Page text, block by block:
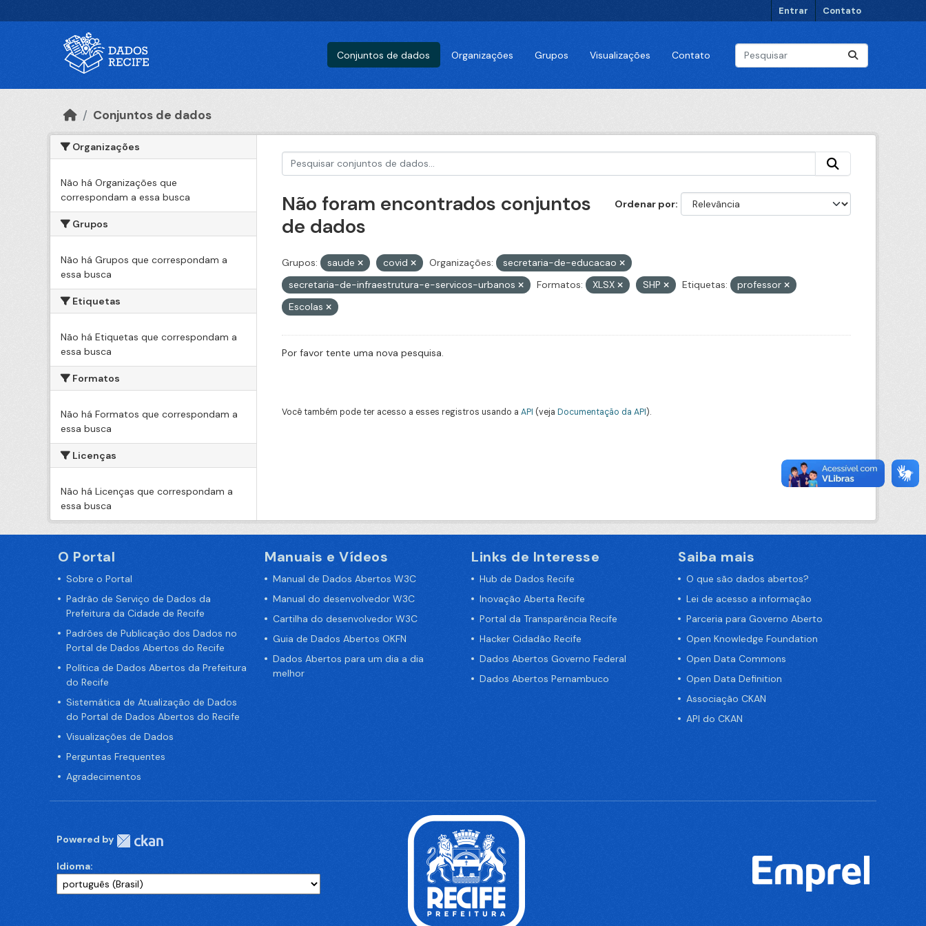
Entrar Contato
Conjuntos de dados Organizações Grupos Visualizações Contato
Conjuntos de dados
Organizações
Não há Organizações que
correspondam a essa busca
Grupos
Não há Grupos que correspondam a
essa busca
Etiquetas
Não há Etiquetas que correspondam a
essa busca
Formatos
Não há Formatos que correspondam a
essa busca
Licenças
Não há Licenças que correspondam a
essa busca
Ordenar por
Não foram encontrados conjuntos
de dados
Grupos: saude covid Organizações:
secretaria-de-educacao
secretaria-de-infraestrutura-e-servicos-urbanos
Formatos: XLSX SHP Etiquetas:
professor
Escolas
Por favor tente uma nova pesquisa.
Você também pode ter acesso a esses registros usando a API (veja Documentação da API).
O Portal
Sobre o Portal
Padrão de Serviço de Dados da
Prefeitura da Cidade de Recife
Padrões de Publicação dos Dados no
Portal de Dados Abertos do Recife
Política de Dados Abertos da Prefeitura
do Recife
Sistemática de Atualização de Dados
do Portal de Dados Abertos do Recife
Visualizações de Dados
Perguntas Frequentes
Agradecimentos
Manuais e Vídeos
Manual de Dados Abertos W3C
Manual do desenvolvedor W3C
Cartilha do desenvolvedor W3C
Guia de Dados Abertos OKFN
Dados Abertos para um dia a dia
melhor
Links de Interesse
Hub de Dados Recife
Inovação Aberta Recife
Portal da Transparência Recife
Hacker Cidadão Recife
Dados Abertos Governo Federal
Dados Abertos Pernambuco
Saiba mais
O que são dados abertos?
Lei de acesso a informação
Parceria para Governo Aberto
Open Knowledge Foundation
Open Data Commons
Open Data Definition
Associação CKAN
API do CKAN
Powered by
Idioma